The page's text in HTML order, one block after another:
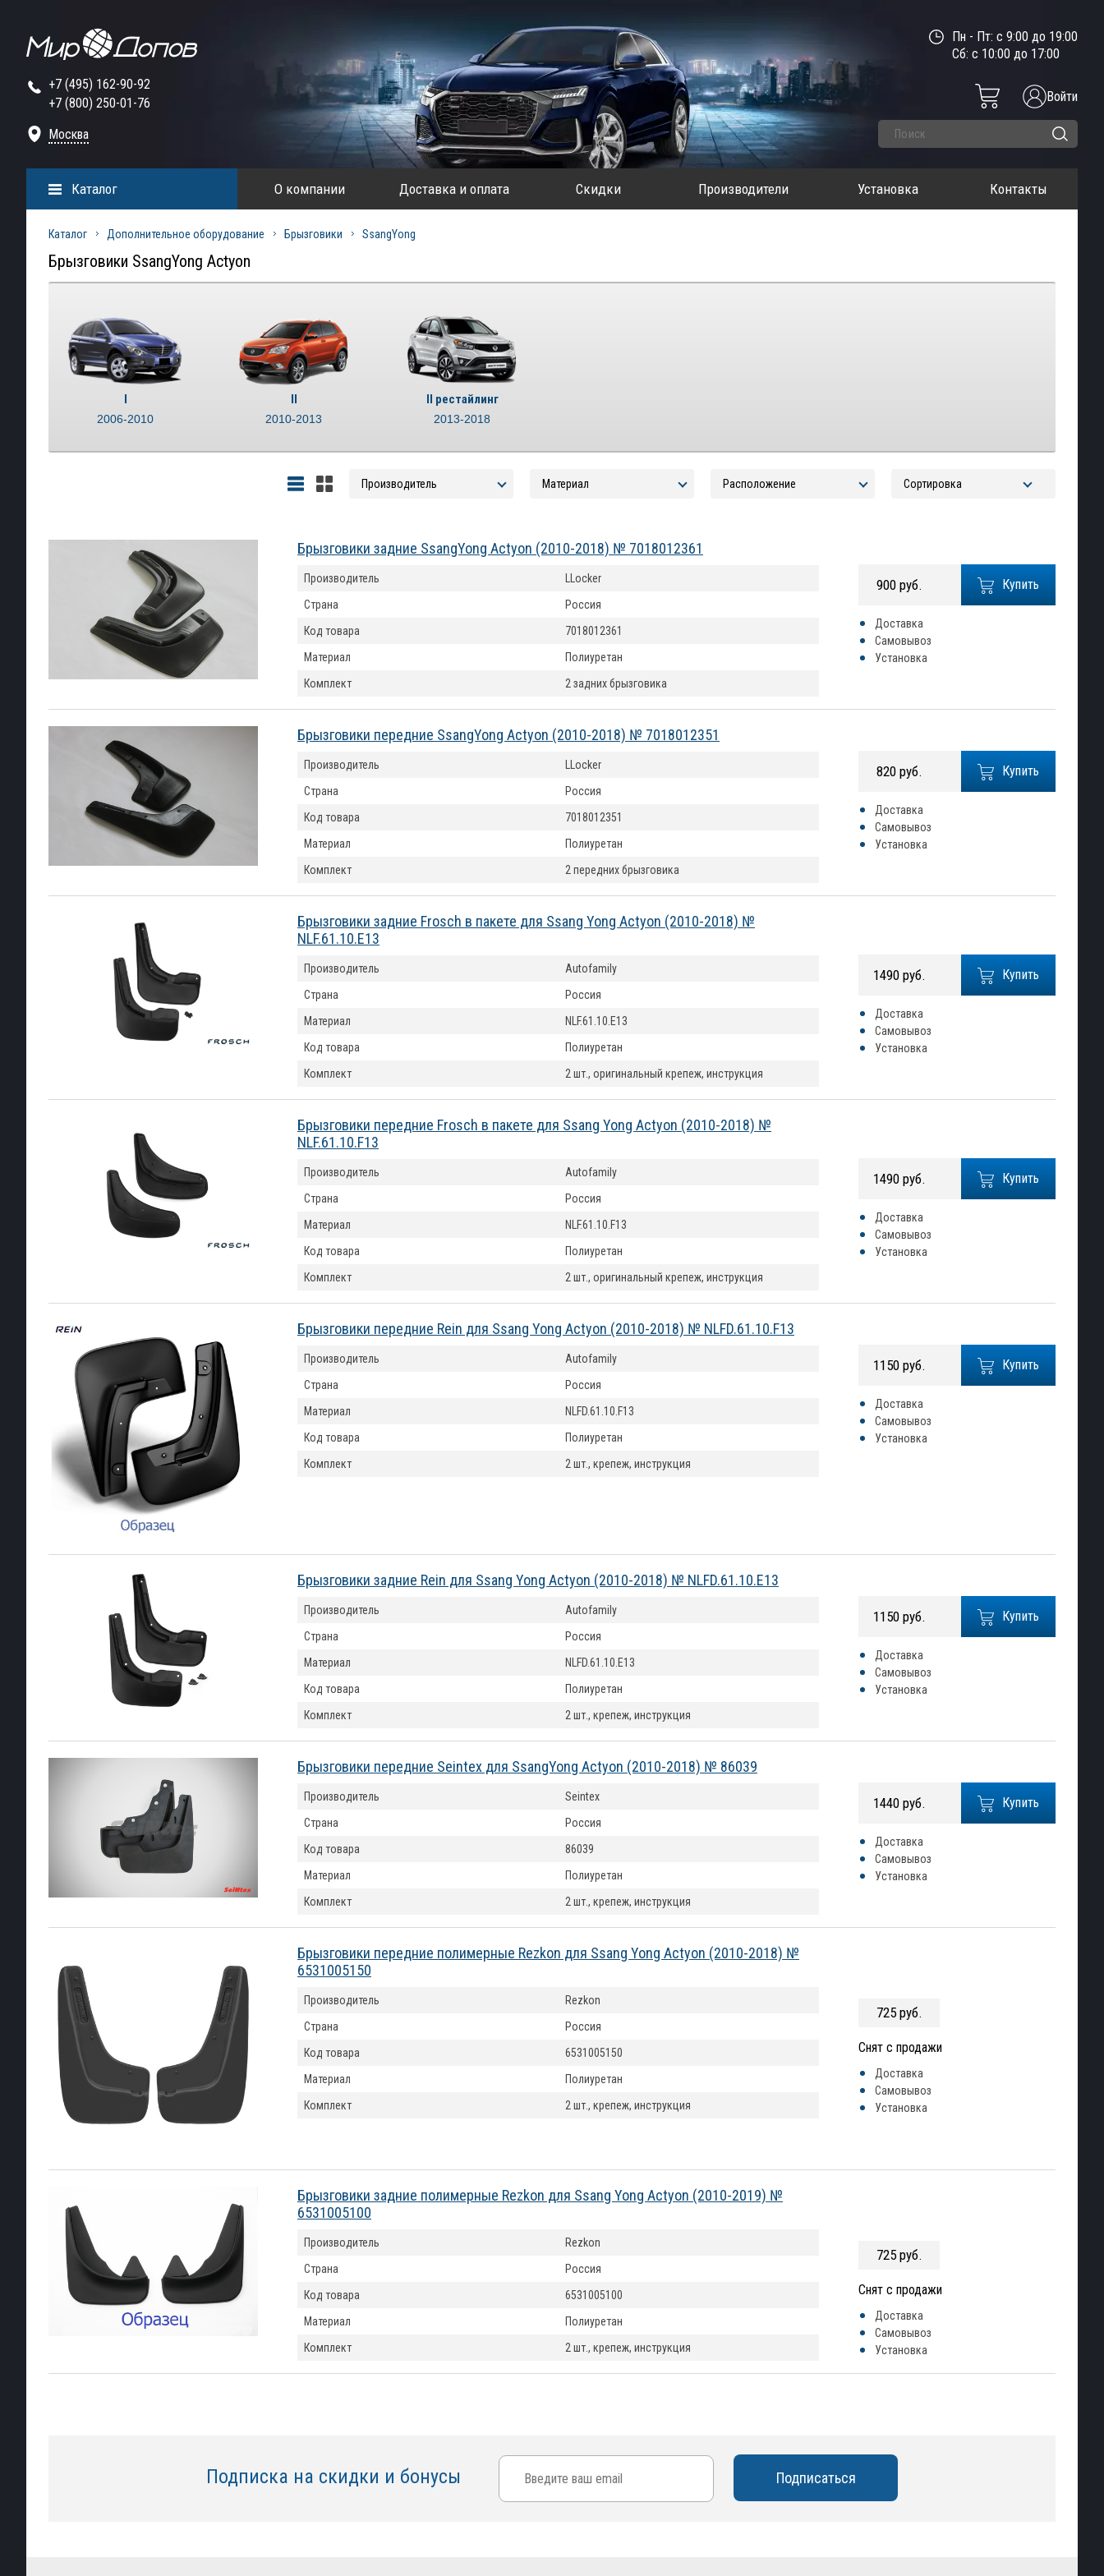
+7 (495) 162-90-92
+7 (800) 250-01-76
Москва
Пн - Пт: с 9:00 до 19:00
Сб: с 10:00 до 17:00
Войти
О компании Доставка и оплата Скидки Производители Установка Контакты
Каталог
Каталог Дополнительное оборудование Брызговики SsangYong
Брызговики SsangYong Actyon
I
2006-2010
II
2010-2013
II рестайлинг
2013-2018
Брызговики задние SsangYong Actyon (2010-2018) № 7018012361
Купить
900 руб.
Доставка
Самовывоз
Установка
Производитель
LLocker
Страна
Россия
Код товара
7018012361
Материал
Полиуретан
Комплект
2 задних брызговика
Брызговики передние SsangYong Actyon (2010-2018) № 7018012351
Купить
820 руб.
Доставка
Самовывоз
Установка
Производитель
LLocker
Страна
Россия
Код товара
7018012351
Материал
Полиуретан
Комплект
2 передних брызговика
Брызговики задние Frosch в пакете для Ssang Yong Actyon (2010-2018) №
NLF.61.10.E13
Купить
1490 руб.
Доставка
Самовывоз
Установка
Производитель
Autofamily
Страна
Россия
Материал
NLF.61.10.E13
Код товара
Полиуретан
Комплект
2 шт., оригинальный крепеж, инструкция
Брызговики передние Frosch в пакете для Ssang Yong Actyon (2010-2018) №
NLF.61.10.F13
Купить
1490 руб.
Доставка
Самовывоз
Установка
Производитель
Autofamily
Страна
Россия
Материал
NLF.61.10.F13
Код товара
Полиуретан
Комплект
2 шт., оригинальный крепеж, инструкция
Брызговики передние Rein для Ssang Yong Actyon (2010-2018) № NLFD.61.10.F13
Купить
1150 руб.
Доставка
Самовывоз
Установка
Производитель
Autofamily
Страна
Россия
Материал
NLFD.61.10.F13
Код товара
Полиуретан
Комплект
2 шт., крепеж, инструкция
Брызговики задние Rein для Ssang Yong Actyon (2010-2018) № NLFD.61.10.E13
Купить
1150 руб.
Доставка
Самовывоз
Установка
Производитель
Autofamily
Страна
Россия
Материал
NLFD.61.10.E13
Код товара
Полиуретан
Комплект
2 шт., крепеж, инструкция
Брызговики передние Seintex для SsangYong Actyon (2010-2018) № 86039
Купить
1440 руб.
Доставка
Самовывоз
Установка
Производитель
Seintex
Страна
Россия
Код товара
86039
Материал
Полиуретан
Комплект
2 шт., крепеж, инструкция
Брызговики передние полимерные Rezkon для Ssang Yong Actyon (2010-2018) №
6531005150
725 руб.
Снят с продажи
Доставка
Самовывоз
Установка
Производитель
Rezkon
Страна
Россия
Код товара
6531005150
Материал
Полиуретан
Комплект
2 шт., крепеж, инструкция
Брызговики задние полимерные Rezkon для Ssang Yong Actyon (2010-2019) №
6531005100
725 руб.
Снят с продажи
Доставка
Самовывоз
Установка
Производитель
Rezkon
Страна
Россия
Код товара
6531005100
Материал
Полиуретан
Комплект
2 шт., крепеж, инструкция
Подписка на скидки и бонусы